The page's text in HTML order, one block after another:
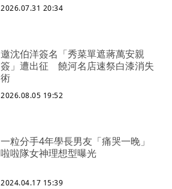
2026.07.31 20:34
邀沈伯洋簽名「秀菜單遮蔣萬安親
簽」遭出征 饒河名店速祭白漆消失
術
2026.08.05 19:52
一粒分手4年學長男友「痛哭一晚」
啦啦隊女神理想型曝光
2024.04.17 15:39